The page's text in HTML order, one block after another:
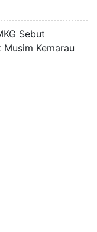
Sebut
Kemarau